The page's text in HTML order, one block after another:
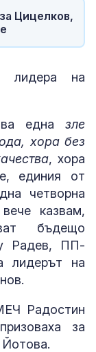
Цицелков,
лидера на
една зле
хора без
, хора
единия от
четворна
казвам,
бъдещо
Радев, ПП-
лидерът на
Радостин
за
Йотова.